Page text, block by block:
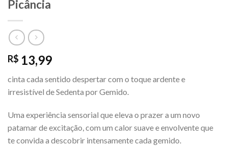
Picância
R$ 13,99
cinta cada sentido despertar com o toque ardente e
irresistível de Sedenta por Gemido.
Uma experiência sensorial que eleva o prazer a um novo
patamar de excitação, com um calor suave e envolvente que
te convida a descobrir intensamente cada gemido.